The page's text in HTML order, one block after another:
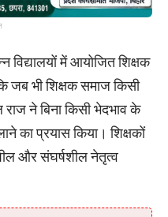
विद्यालयों में आयोजित शिक्षक
जब भी शिक्षक समाज किसी
ने बिना किसी भेदभाव के
का प्रयास किया। शिक्षकों
और संघर्षशील नेतृत्व